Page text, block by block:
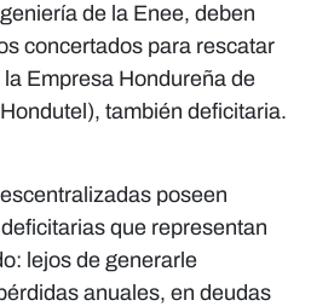
de la Enee, deben
concertados para rescatar
Empresa Hondureña de
también deficitaria.
poseen
que representan
lejos de generarle
anuales, en deudas